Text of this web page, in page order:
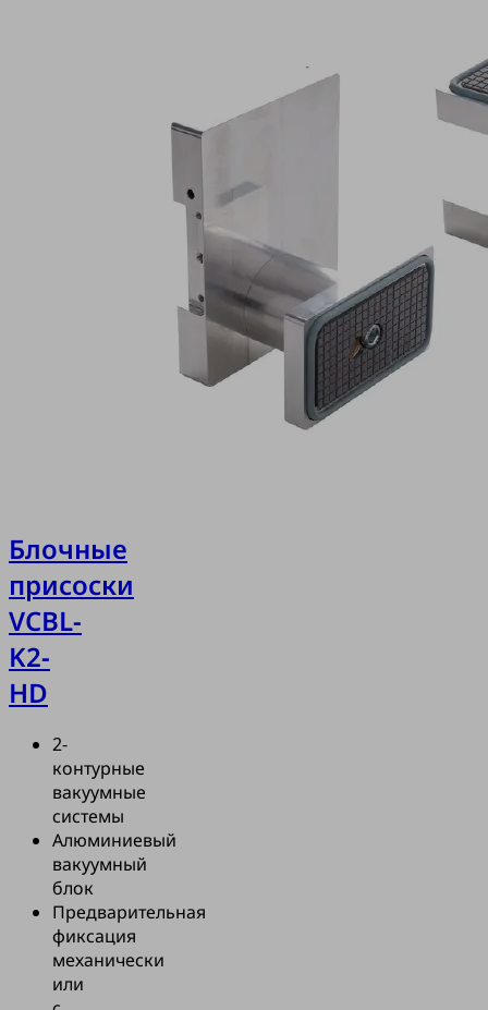
Блочные
присоски
VCBL-
K2-
HD
2-
контурные
вакуумные
системы
Алюминиевый
вакуумный
блок
Предварительная
фиксация
механически
или